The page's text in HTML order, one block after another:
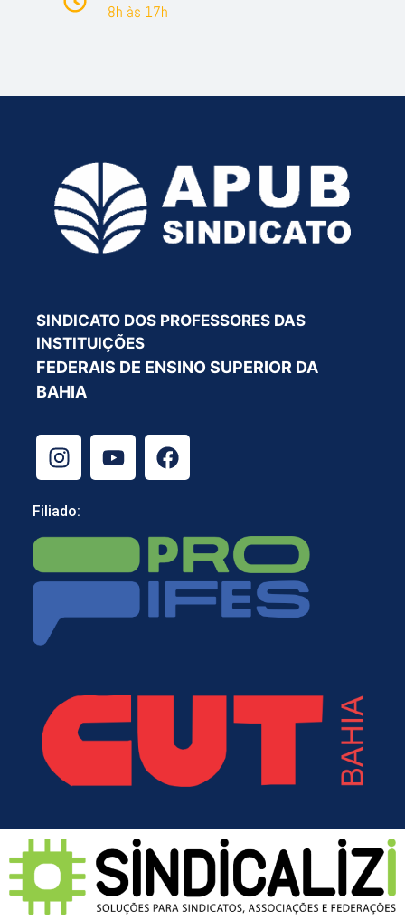
8h às 17h
SINDICATO DOS PROFESSORES DAS
INSTITUIÇÕES
FEDERAIS DE ENSINO SUPERIOR DA
BAHIA
Filiado: